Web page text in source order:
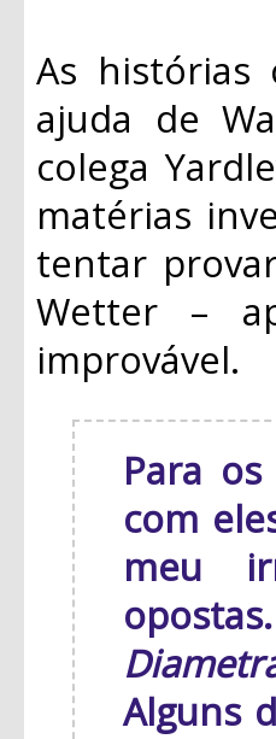
As histórias
ajuda de
colega
matérias
tentar
Wetter –
improvável.
Para
com
meu
opostas.
Alguns